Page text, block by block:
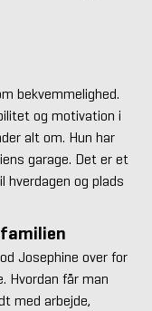
bekvemmelighed.
og motivation i
alt om. Hun har
garage. Det er et
hverdagen og plads
Josephine over for
Hvordan får man
med arbejde,